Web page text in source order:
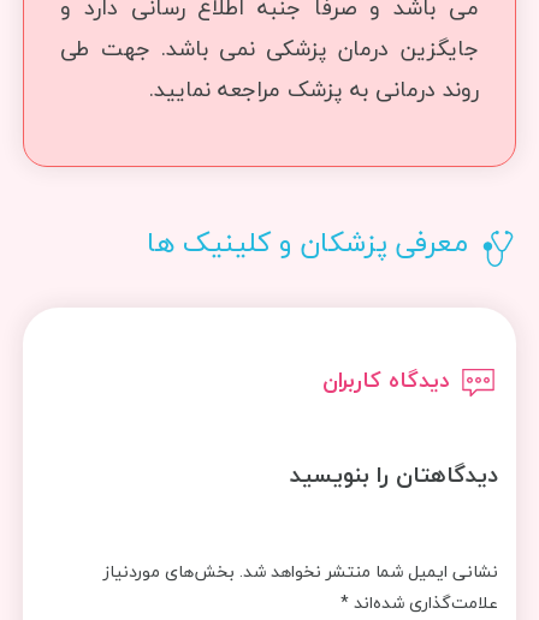
می باشد و صرفا جنبه اطلاع رسانی دارد و
جایگزین درمان پزشکی نمی باشد. جهت طی
روند درمانی به پزشک مراجعه نمایید.
معرفی پزشکان و کلینیک ها
دیدگاه کاربران
دیدگاهتان را بنویسید
نشانی ایمیل شما منتشر نخواهد شد. بخش‌های موردنیاز
علامت‌گذاری شده‌اند*